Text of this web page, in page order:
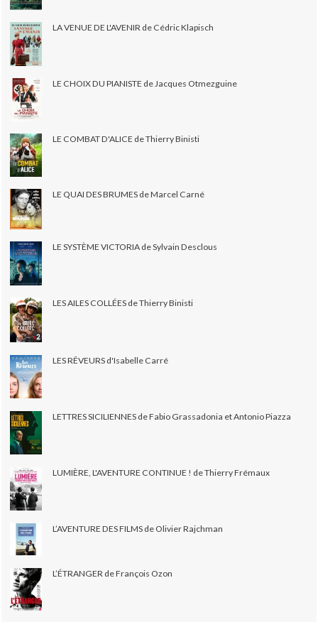
LA VENUE DE L'AVENIR de Cédric Klapisch
LE CHOIX DU PIANISTE de Jacques Otmezguine
LE COMBAT D'ALICE de Thierry Binisti
LE QUAI DES BRUMES de Marcel Carné
LE SYSTÈME VICTORIA de Sylvain Desclous
LES AILES COLLÉES de Thierry Binisti
LES RÊVEURS d'Isabelle Carré
LETTRES SICILIENNES de Fabio Grassadonia et Antonio Piazza
LUMIÈRE, L'AVENTURE CONTINUE ! de Thierry Frémaux
L’AVENTURE DES FILMS de Olivier Rajchman
L’ÉTRANGER de François Ozon